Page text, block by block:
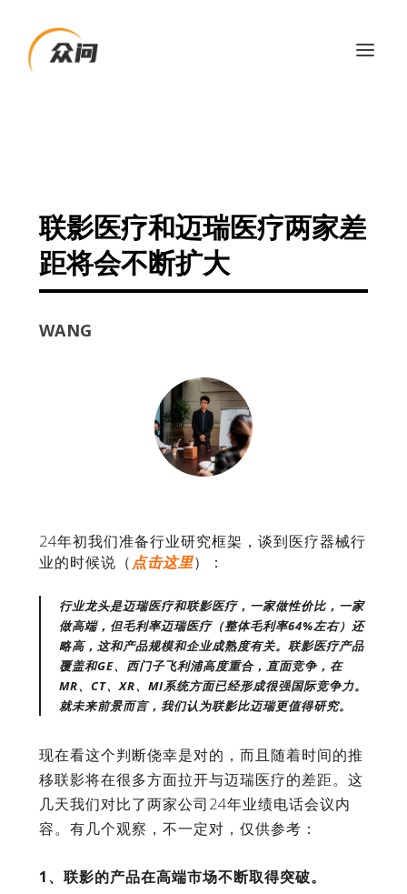
联影医疗和迈瑞医疗两家差
距将会不断扩大
WANG
24年初我们准备行业研究框架，谈到医疗器械行
业的时候说（点击这里）：
行业龙头是迈瑞医疗和联影医疗，一家做性价比，一家
做高端，但毛利率迈瑞医疗（整体毛利率64%左右）还
略高，这和产品规模和企业成熟度有关。联影医疗产品
覆盖和GE、西门子飞利浦高度重合，直面竞争，在
MR、CT、XR、MI系统方面已经形成很强国际竞争力。
就未来前景而言，我们认为联影比迈瑞更值得研究。
现在看这个判断侥幸是对的，而且随着时间的推
移联影将在很多方面拉开与迈瑞医疗的差距。这
几天我们对比了两家公司24年业绩电话会议内
容。有几个观察，不一定对，仅供参考：
1、联影的产品在高端市场不断取得突破。